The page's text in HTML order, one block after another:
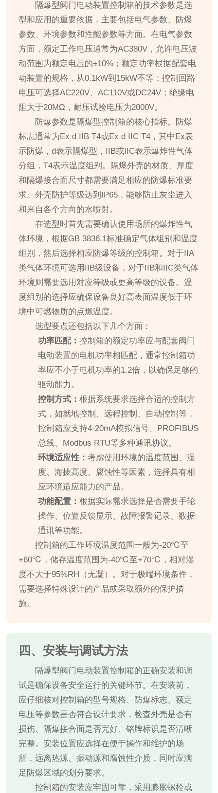
隔爆型阀门电动装置控制箱的技术参数是选
型和应用的重要依据，主要包括电气参数、防爆
参数、环境参数和性能参数等方面。在电气参数
方面，额定工作电压通常为AC380V，允许电压波
动范围为额定电压的±10%；额定功率根据配套电
动装置的规格，从0.1kW到15kW不等；控制回路
电压可选择AC220V、AC110V或DC24V；绝缘电
阻大于20MΩ，耐压试验电压为2000V。
防爆参数是隔爆型控制箱的核心指标。防爆
标志通常为Ex d IIB T4或Ex d IIC T4，其中Ex表
示防爆，d表示隔爆型，IIB或IIC表示爆炸性气体
分组，T4表示温度组别。隔爆外壳的材质、厚度
和隔爆接合面尺寸都需要满足相应的防爆标准要
求。外壳防护等级达到IP65，能够防止灰尘进入
和来自各个方向的水喷射。
在选型时首先需要确认使用场所的爆炸性气
体环境，根据GB 3836.1标准确定气体组别和温度
组别，然后选择相应防爆等级的控制箱。对于IIA
类气体环境可选用IIB级设备，对于IIB和IIC类气体
环境则需要选用对应等级或更高等级的设备。温
度组别的选择应确保设备良好高表面温度低于环
境中可燃物质的点燃温度。
选型要点还包括以下几个方面：
功率匹配：控制箱的额定功率应与配套阀门
电动装置的电机功率相匹配，通常控制箱功
率应不小于电机功率的1.2倍，以确保足够的
驱动能力。
控制方式：根据系统要求选择合适的控制方
式，如就地控制、远程控制、自动控制等，
控制箱应支持4-20mA模拟信号、PROFIBUS
总线、Modbus RTU等多种通讯协议。
环境适应性：考虑使用环境的温度范围、湿
度、海拔高度、腐蚀性等因素，选择具有相
应环境适应能力的产品。
功能配置：根据实际需求选择是否需要手轮
操作、位置反馈显示、故障报警记录、数据
通讯等功能。
控制箱的工作环境温度范围一般为-20℃至
+60℃，储存温度范围为-40℃至+70℃，相对湿
度不大于95%RH（无凝）。对于极端环境条件，
需要选择特殊设计的产品或采取额外的保护措
施。
四、安装与调试方法
隔爆型阀门电动装置控制箱的正确安装和调
试是确保设备安全运行的关键环节。在安装前，
应仔细核对控制箱的型号规格、防爆标志、额定
电压等参数是否符合设计要求，检查外壳是否有
损伤、隔爆接合面是否完好、铭牌标识是否清晰
完整。安装位置应选择在便于操作和维护的场
所，远离热源、振动源和腐蚀性介质，同时应满
足防爆区域的划分要求。
控制箱的安装应牢固可靠，采用膨胀螺栓或